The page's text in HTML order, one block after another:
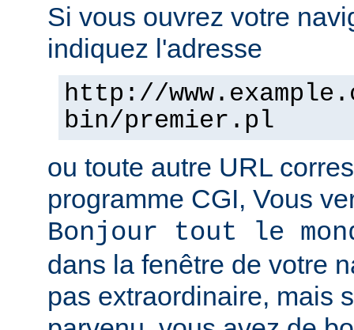
Si vous ouvrez votre
indiquez l'adresse
http://
bin/premier.pl
ou toute autre URL
programme CGI, Vous
Bonjour tout le
dans la fenêtre de votre
pas extraordinaire, mais